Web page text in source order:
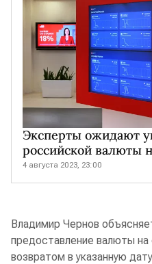
Эксперты ожидают
российской валюты
4 августа 2023, 23:00
Владимир Чернов
предоставление валюты
возвратом в указанную